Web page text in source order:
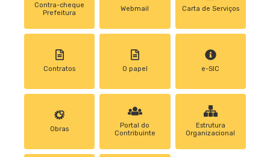
Contra-cheque
Prefeitura
Webmail Carta de Serviços
Contratos 0 papel e-SIC
Obras
Portal do
Contribuinte
Estrutura
Organizacional